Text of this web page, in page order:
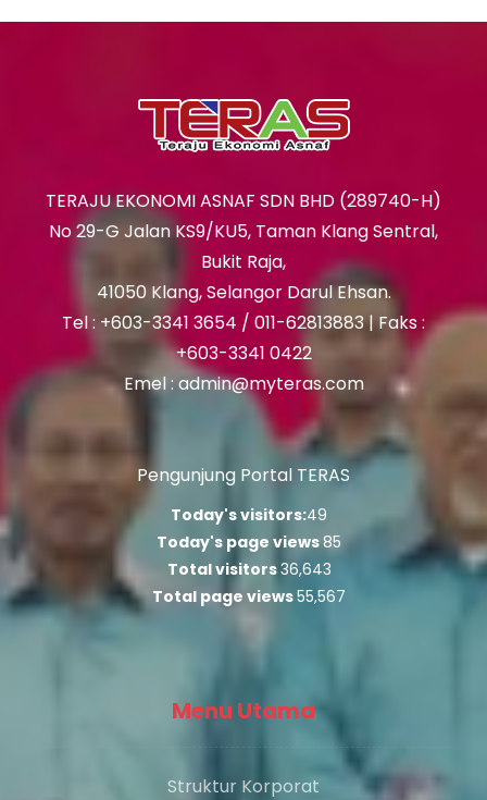
TERAJU EKONOMI ASNAF SDN BHD (289740-H)
No 29-G Jalan KS9/KU5, Taman Klang Sentral,
Bukit Raja,
41050 Klang, Selangor Darul Ehsan.
Tel : +603-3341 3654 / 011-62813883 | Faks :
+603-3341 0422
Emel : admin@myteras.com
Pengunjung Portal TERAS
Today's visitors:49
Today's page views85
Total visitors36,643
Total page views55,567
Menu Utama
Struktur Korporat